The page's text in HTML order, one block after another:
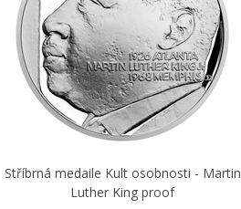
Stříbrná medaile Kult osobnosti - Martin
Luther King proof